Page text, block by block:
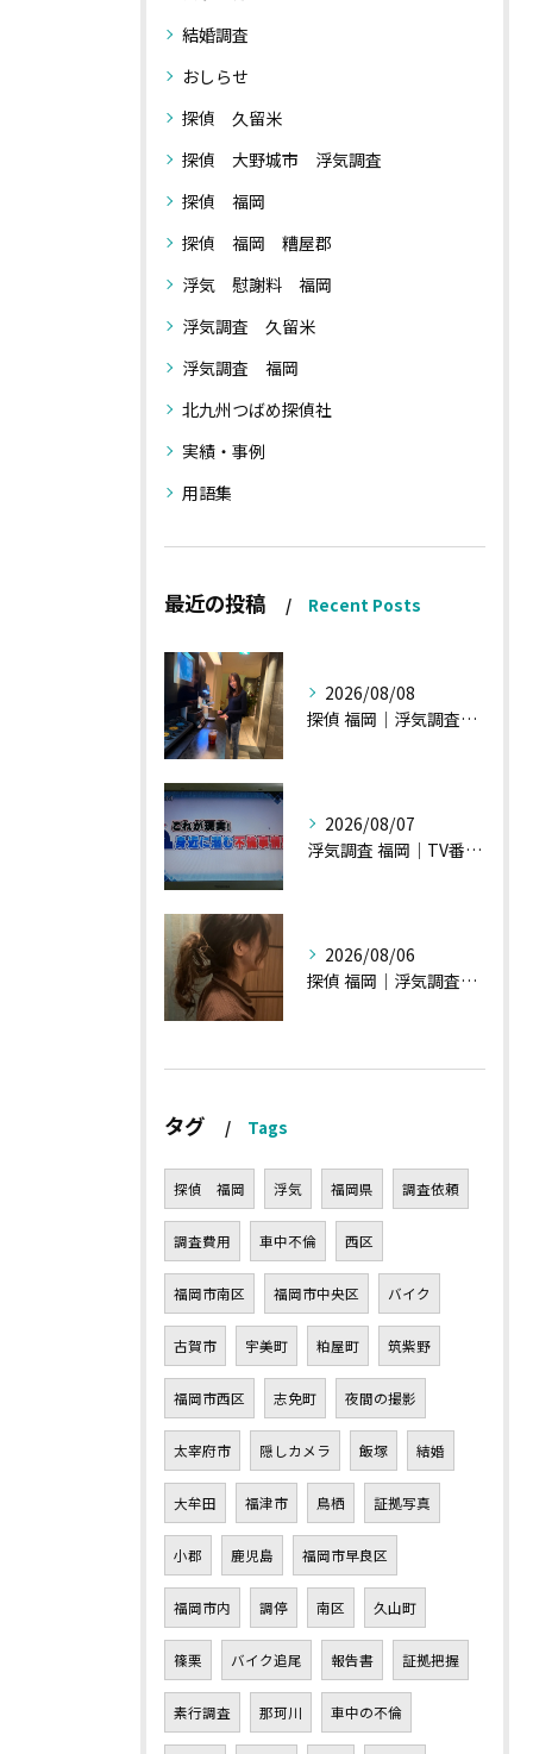
結婚調査
おしらせ
探偵 久留米
探偵 大野城市 浮気調査
探偵 福岡
探偵 福岡 糟屋郡
浮気 慰謝料 福岡
浮気調査 久留米
浮気調査 福岡
北九州つばめ探偵社
実績・事例
用語集
最近の投稿 Recent Posts
2026/08/08
探偵 福岡｜浮気調査、諸状況、そして雑談へ
2026/08/07
浮気調査 福岡｜TV番組15分間の特集の時のお話①
2026/08/06
探偵 福岡｜浮気調査の現場から・・・・チハルさん特集
タグ Tags
探偵 福岡 浮気 福岡県 調査依頼
調査費用 車中不倫 西区
福岡市南区 福岡市中央区 バイク
古賀市 宇美町 粕屋町 筑紫野
福岡市西区 志免町 夜間の撮影
太宰府市 隠しカメラ 飯塚 結婚
大牟田 福津市 鳥栖 証拠写真
小郡 鹿児島 福岡市早良区
福岡市内 調停 南区 久山町
篠栗 バイク追尾 報告書 証拠把握
素行調査 那珂川 車中の不倫